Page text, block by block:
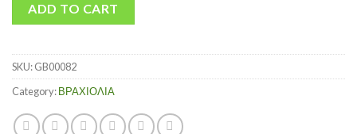
ADD TO CART
SKU:GB00082
Category:ΒΡΑΧΙΟΛΙΑ